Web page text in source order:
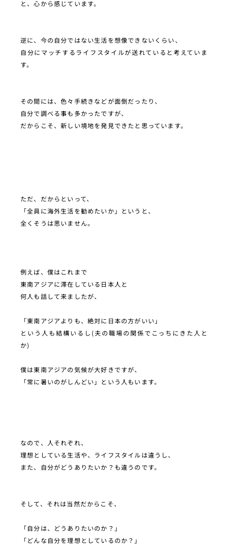
と、心から感じています。
逆に、今の自分ではない生活を想像できないくらい、
自分にマッチするライフスタイルが送れていると考えていま
す。
その間には、色々手続きなどが面倒だったり、
自分で調べる事も多かったですが、
だからこそ、新しい境地を発見できたと思っています。
ただ、だからといって、
「全員に海外生活を勧めたいか」というと、
全くそうは思いません。
例えば、僕はこれまで
東南アジアに滞在している日本人と
何人も話して来ましたが、
「東南アジアよりも、絶対に日本の方がいい」
という人も結構いるし(夫の職場の関係でこっちにきた人と
か)
僕は東南アジアの気候が大好きですが、
「常に暑いのがしんどい」という人もいます。
なので、人それぞれ、
理想としている生活や、ライフスタイルは違うし、
また、自分がどうありたいか？も違うのです。
そして、それは当然だからこそ、
「自分は、どうありたいのか？」
「どんな自分を理想としているのか？」